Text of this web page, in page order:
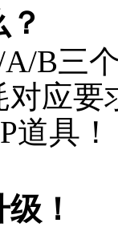
A/B三
对应要
道具 ！
级 ！